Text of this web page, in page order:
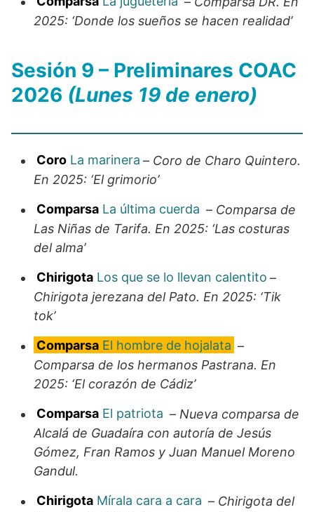
2025: ‘Donde los sueños se hacen realidad’
Sesión 9 – Preliminares COAC
2026 (Lunes 19 de enero)
Coro La marinera – Coro de Charo Quintero.
En 2025: ‘El grimorio’
Comparsa La última cuerda – Comparsa de
Las Niñas de Tarifa. En 2025: ‘Las costuras
del alma’
Chirigota Los que se lo llevan calentito –
Chirigota jerezana del Pato. En 2025: ‘Tik
tok’
Comparsa El hombre de hojalata –
Comparsa de los hermanos Pastrana. En
2025: ‘El corazón de Cádiz’
Comparsa El patriota – Nueva comparsa de
Alcalá de Guadaíra con autoría de Jesús
Gómez, Fran Ramos y Juan Manuel Moreno
Gandul.
Chirigota Mírala cara a cara – Chirigota del